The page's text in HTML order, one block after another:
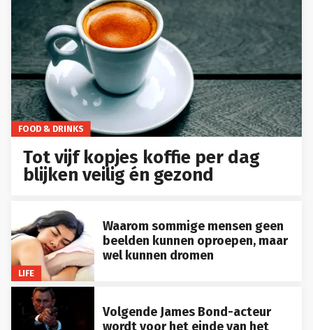
FOOD & DRINKS
Tot vijf kopjes koffie per dag
blijken veilig én gezond
LIFE
Waarom sommige mensen geen
beelden kunnen oproepen, maar
wel kunnen dromen
Volgende James Bond-acteur
wordt voor het einde van het